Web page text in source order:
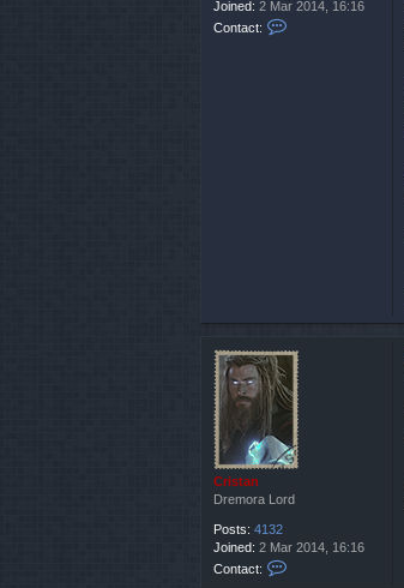
Joined: 2 Mar 2014, 16:16
Contact:
Cristan
Dremora Lord
Posts: 4132
Joined: 2 Mar 2014, 16:16
Contact: